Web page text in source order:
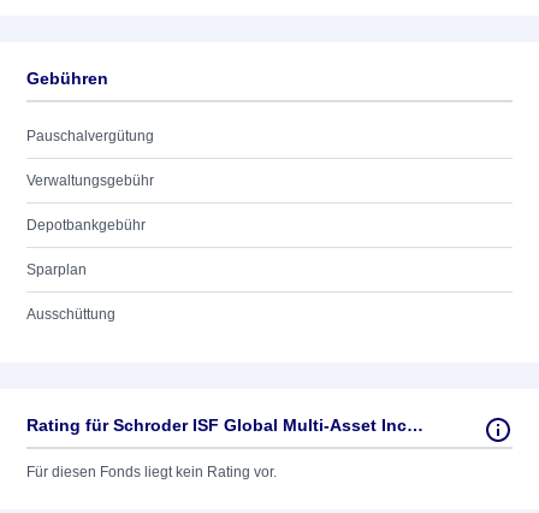
Gebühren
Pauschalvergütung
Verwaltungsgebühr
Depotbankgebühr
Sparplan
Ausschüttung
Rating für Schroder ISF Global Multi-Asset Income
Für diesen Fonds liegt kein Rating vor.